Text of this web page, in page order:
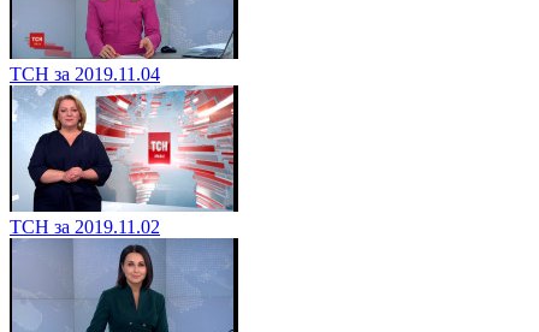
ТСН за 2019.11.04
ТСН за 2019.11.02